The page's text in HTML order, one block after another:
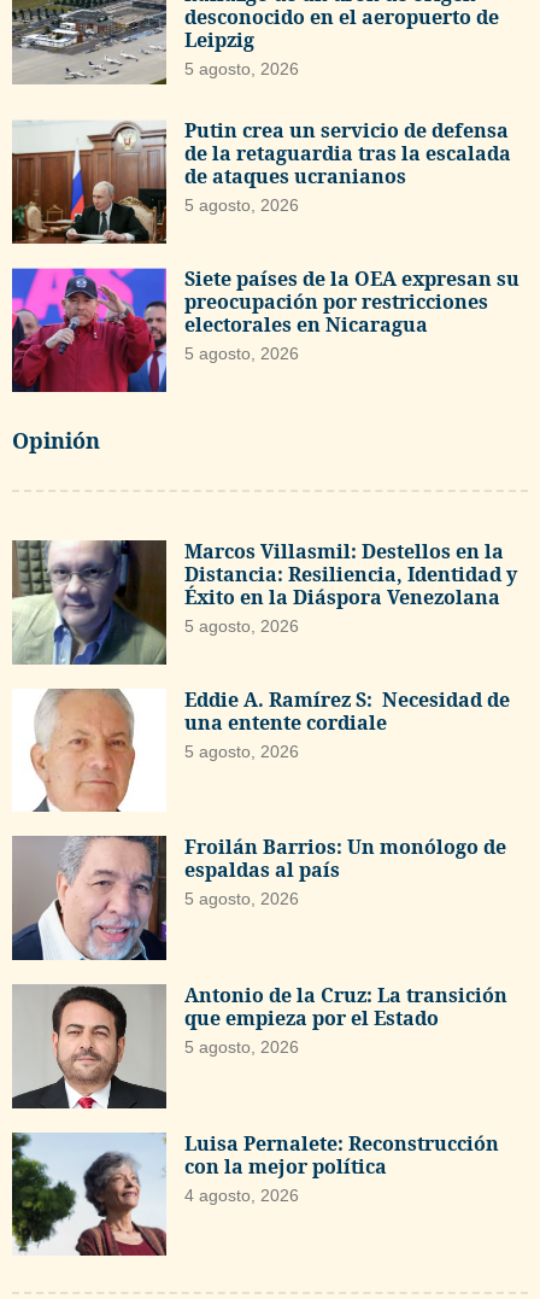
desconocido en el aeropuerto de
Leipzig
5 agosto, 2026
Putin crea un servicio de defensa
de la retaguardia tras la escalada
de ataques ucranianos
5 agosto, 2026
Siete países de la OEA expresan su
preocupación por restricciones
electorales en Nicaragua
5 agosto, 2026
Opinión
Marcos Villasmil: Destellos en la
Distancia: Resiliencia, Identidad y
Éxito en la Diáspora Venezolana
5 agosto, 2026
Eddie A. Ramírez S: Necesidad de
una entente cordiale
5 agosto, 2026
Froilán Barrios: Un monólogo de
espaldas al país
5 agosto, 2026
Antonio de la Cruz: La transición
que empieza por el Estado
5 agosto, 2026
Luisa Pernalete: Reconstrucción
con la mejor política
4 agosto, 2026